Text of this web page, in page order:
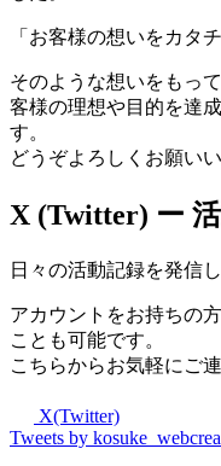
「お客様の想いをカタ
そのような想いをもっ
客様の理想や目的を達
す。
どうぞよろしくお願い
X (Twitter) ー
日々の活動記録を発信
アカウントをお持ちの
ことも可能です。
こちらからお気軽にご
X(Twitter)
Tweets by